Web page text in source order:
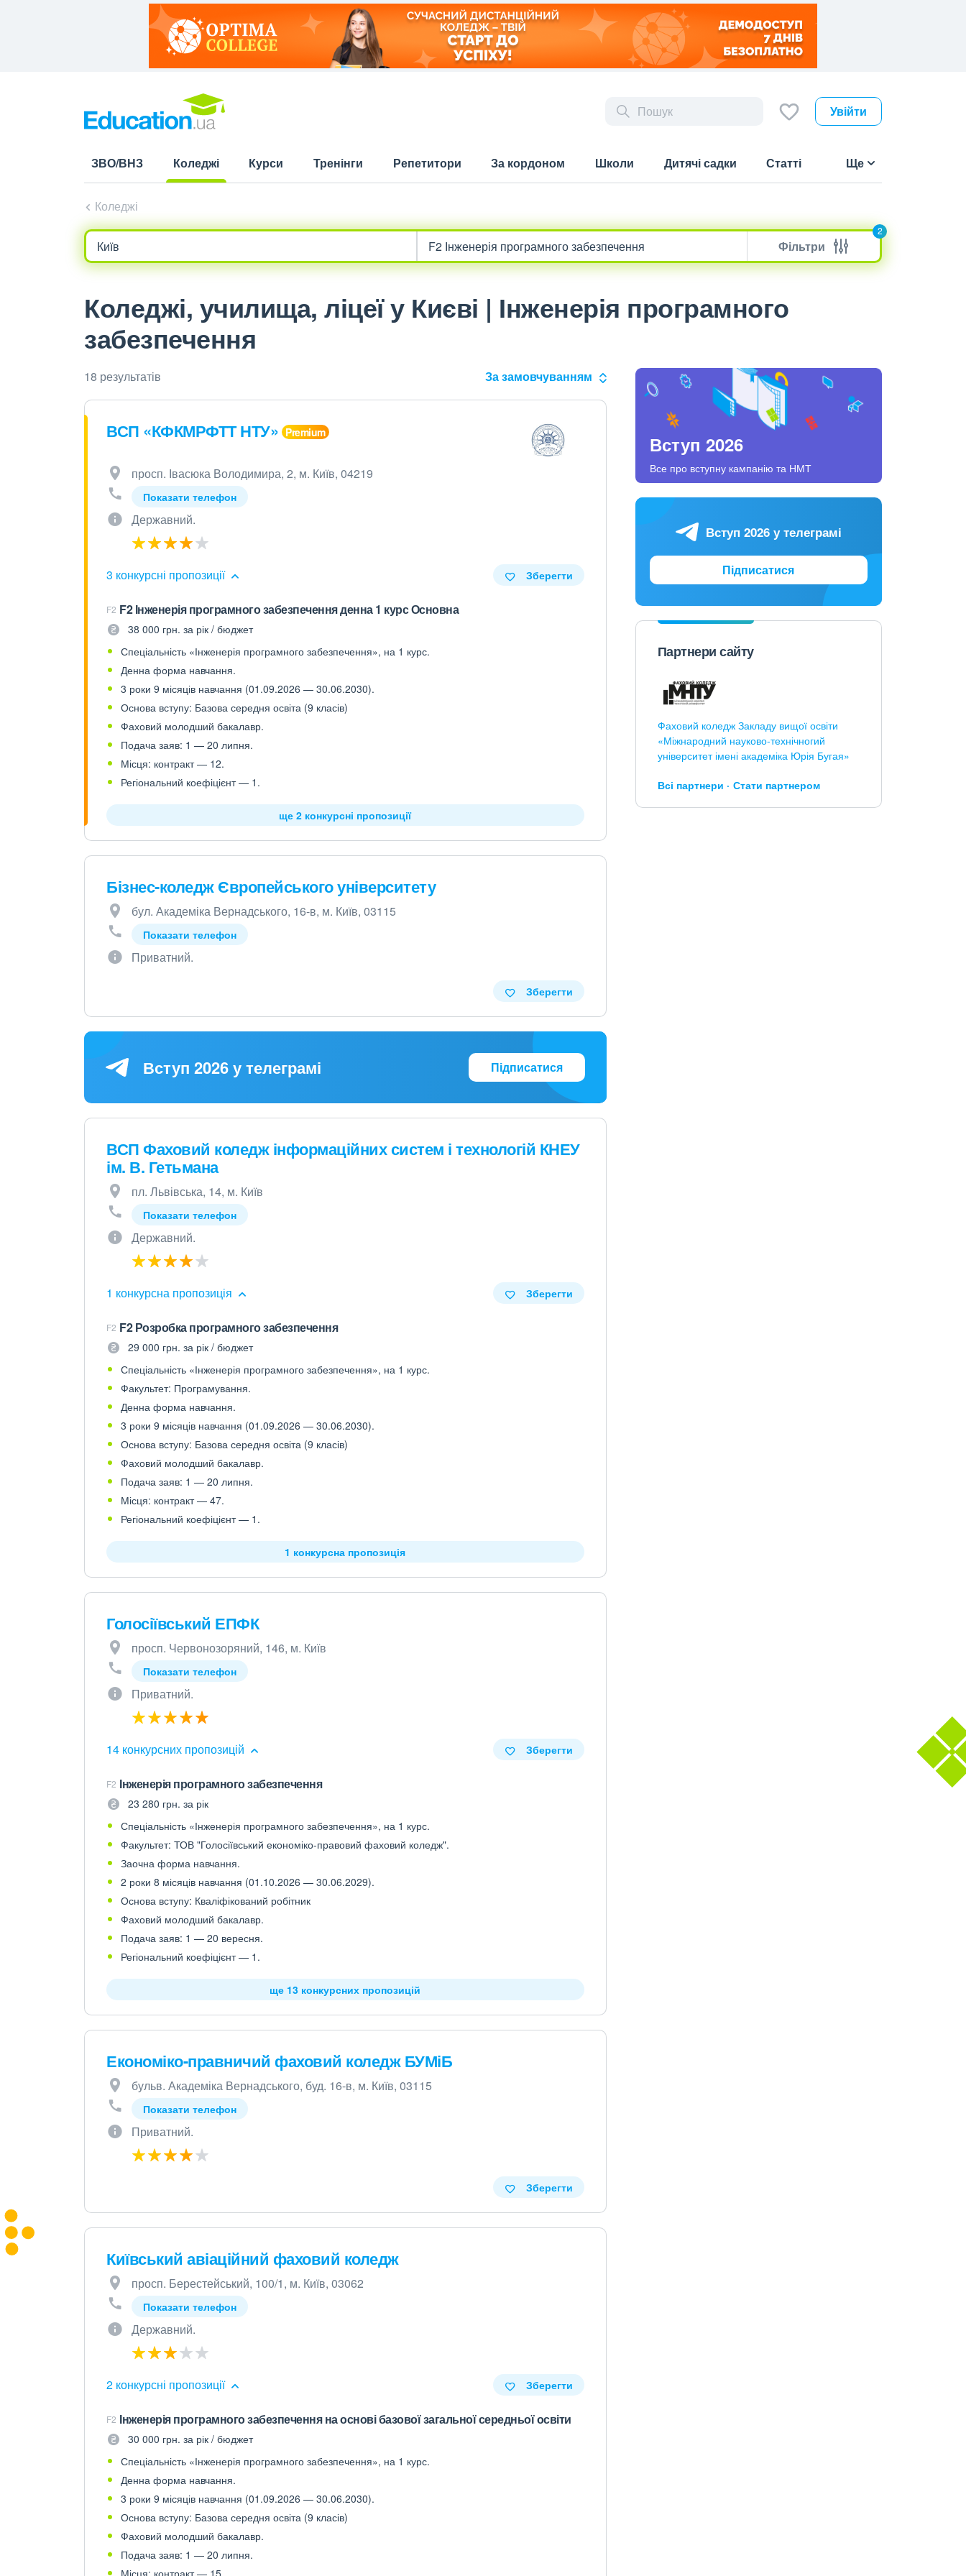
Увійти
ЗВО/ВНЗ
Коледжі
Курси Тренінги Репетитори За кордоном Школи Дитячі садки Статті Ще
Коледжі
Фільтри
2
Коледжі, училища, ліцеї у Києві | Інженерія програмного
забезпечення
18 результатів За замовчуванням
ВСП «КФКМРФТТ НТУ»
просп. Івасюка Володимира, 2, м. Київ, 04219
Показати телефон
Державний.
3 конкурсні пропозиції Зберегти
F2 F2 Інженерія програмного забезпечення денна 1 курс Основна
38 000 грн. за рік / бюджет
Спеціальність «Інженерія програмного забезпечення», на 1 курс.
Денна форма навчання.
3 роки 9 місяців навчання (01.09.2026 — 30.06.2030).
Основа вступу: Базова середня освіта (9 класів)
Фаховий молодший бакалавр.
Подача заяв: 1 — 20 липня.
Місця: контракт — 12.
Регіональний коефіцієнт — 1.
ще 2 конкурсні пропозиції
Бізнес-коледж Європейського університету
бул. Академіка Вернадського, 16-в, м. Київ, 03115
Показати телефон
Приватний.
Зберегти
Вступ 2026 у телеграмі Підписатися
ВСП Фаховий коледж інформаційних систем і технологій КНЕУ
ім. В. Гетьмана
пл. Львівська, 14, м. Київ
Показати телефон
Державний.
1 конкурсна пропозиція Зберегти
F2 F2 Розробка програмного забезпечення
29 000 грн. за рік / бюджет
Спеціальність «Інженерія програмного забезпечення», на 1 курс.
Факультет: Програмування.
Денна форма навчання.
3 роки 9 місяців навчання (01.09.2026 — 30.06.2030).
Основа вступу: Базова середня освіта (9 класів)
Фаховий молодший бакалавр.
Подача заяв: 1 — 20 липня.
Місця: контракт — 47.
Регіональний коефіцієнт — 1.
1 конкурсна пропозиція
Голосіївський ЕПФК
просп. Червонозоряний, 146, м. Київ
Показати телефон
Приватний.
14 конкурсних пропозицій Зберегти
F2 Інженерія програмного забезпечення
23 280 грн. за рік
Спеціальність «Інженерія програмного забезпечення», на 1 курс.
Факультет: ТОВ "Голосіївський економіко-правовий фаховий коледж".
Заочна форма навчання.
2 роки 8 місяців навчання (01.10.2026 — 30.06.2029).
Основа вступу: Кваліфікований робітник
Фаховий молодший бакалавр.
Подача заяв: 1 — 20 вересня.
Регіональний коефіцієнт — 1.
ще 13 конкурсних пропозицій
Економіко-правничий фаховий коледж БУМіБ
бульв. Академіка Вернадського, буд. 16-в, м. Київ, 03115
Показати телефон
Приватний.
Зберегти
Київський авіаційний фаховий коледж
просп. Берестейський, 100/1, м. Київ, 03062
Показати телефон
Державний.
2 конкурсні пропозиції Зберегти
F2 Інженерія програмного забезпечення на основі базової загальної середньої освіти
30 000 грн. за рік / бюджет
Спеціальність «Інженерія програмного забезпечення», на 1 курс.
Денна форма навчання.
3 роки 9 місяців навчання (01.09.2026 — 30.06.2030).
Основа вступу: Базова середня освіта (9 класів)
Фаховий молодший бакалавр.
Подача заяв: 1 — 20 липня.
Місця: контракт — 15.
Вступ 2026
Все про вступну кампанію та НМТ
Вступ 2026 у телеграмі
Підписатися
Партнери сайту
Фаховий коледж Закладу вищої освіти
«Міжнародний науково-технічногий
університет імені академіка Юрія Бугая»
Всі партнери Стати партнером